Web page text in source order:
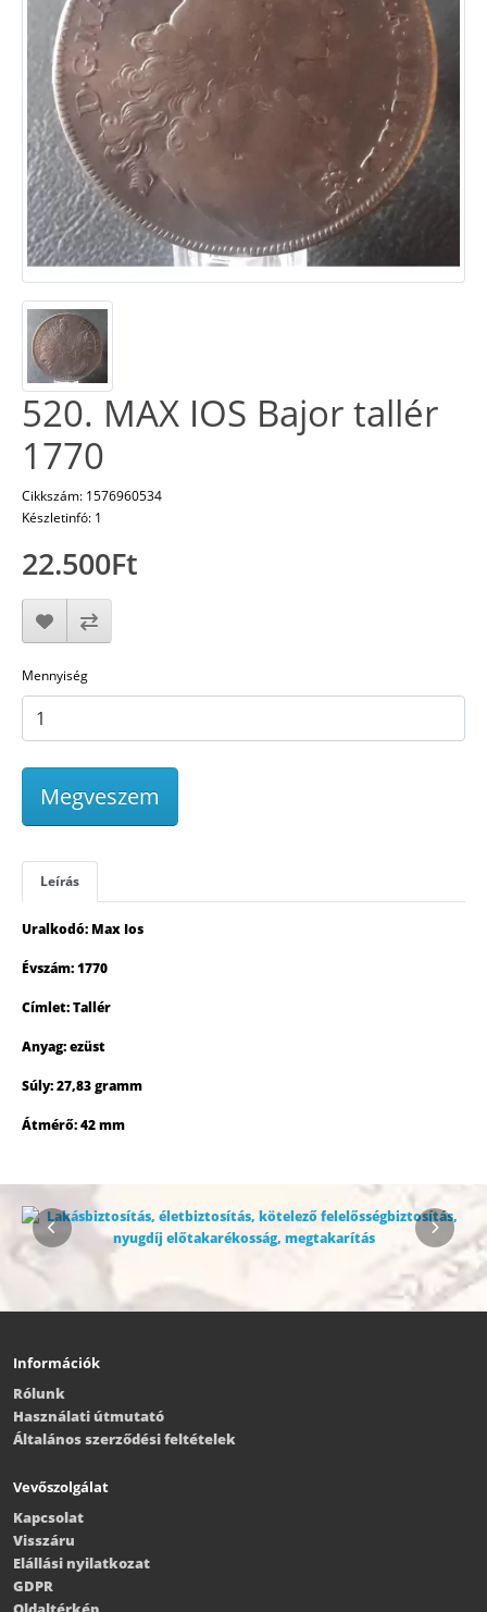
520. MAX IOS Bajor tallér
1770
Cikkszám: 1576960534
Készletinfó: 1
22.500Ft
Mennyiség
Megveszem
Leírás
Uralkodó: Max Ios
Évszám: 1770
Címlet: Tallér
Anyag: ezüst
Súly: 27,83 gramm
Átmérő: 42 mm
Használati útmutató
Általános szerződési feltételek
Vevőszolgálat
Visszáru
Elállási nyilatkozat
GDPR
Oldaltérkép